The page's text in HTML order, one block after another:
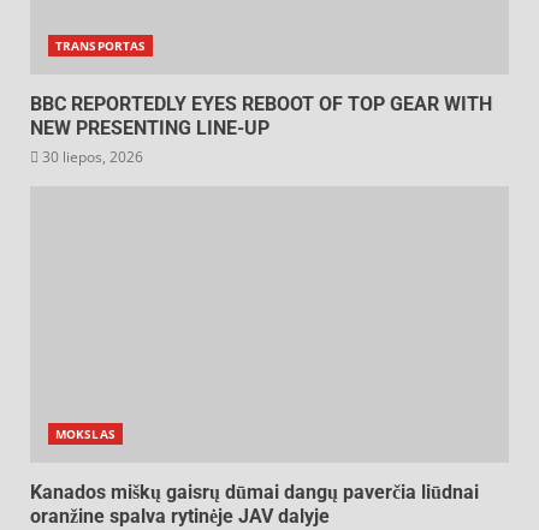
TRANSPORTAS
BBC REPORTEDLY EYES REBOOT OF TOP GEAR WITH
NEW PRESENTING LINE-UP
30 liepos, 2026
MOKSLAS
Kanados miškų gaisrų dūmai dangų paverčia liūdnai
oranžine spalva rytinėje JAV dalyje